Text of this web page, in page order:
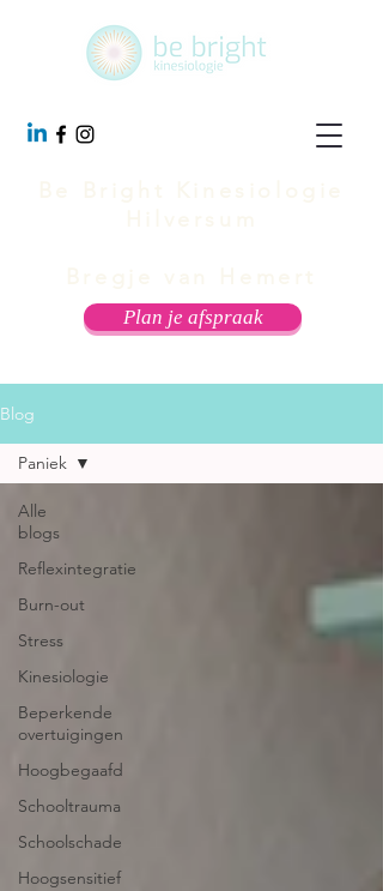
Plan je afspraak
Blog
Alle
blogs
Reflexintegratie
Burn-out
Stress
Kinesiologie
Beperkende
overtuigingen
Hoogbegaafd
Schooltrauma
Schoolschade
Hoogsensitief
Paniek